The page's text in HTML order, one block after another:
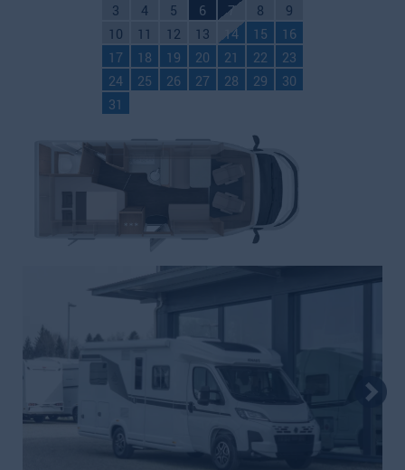
3
4 5 6 7 8
9
10
11 12 13 14 15
16
17
18 19 20 21 22
23
24
25 26 27 28 29
30
31